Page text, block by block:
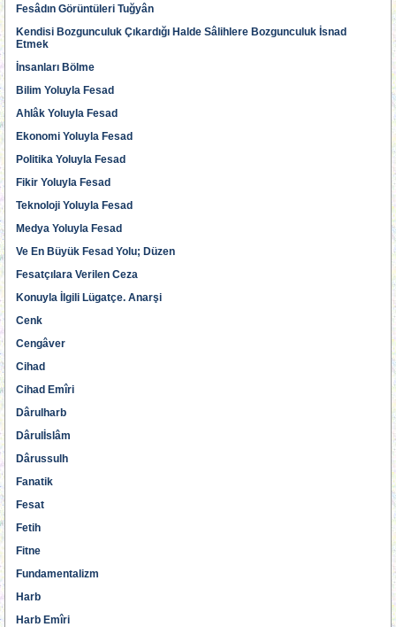
Fesâdın Görüntüleri Tuğyân
Kendisi Bozgunculuk Çıkardığı Halde Sâlihlere Bozgunculuk İsnad
Etmek
İnsanları Bölme
Bilim Yoluyla Fesad
Ahlâk Yoluyla Fesad
Ekonomi Yoluyla Fesad
Politika Yoluyla Fesad
Fikir Yoluyla Fesad
Teknoloji Yoluyla Fesad
Medya Yoluyla Fesad
Ve En Büyük Fesad Yolu; Düzen
Fesatçılara Verilen Ceza
Konuyla İlgili Lügatçe. Anarşi
Cenk
Cengâver
Cihad
Cihad Emîri
Dârulharb
Dârulİslâm
Dârussulh
Fanatik
Fesat
Fetih
Fitne
Fundamentalizm
Harb
Harb Emîri